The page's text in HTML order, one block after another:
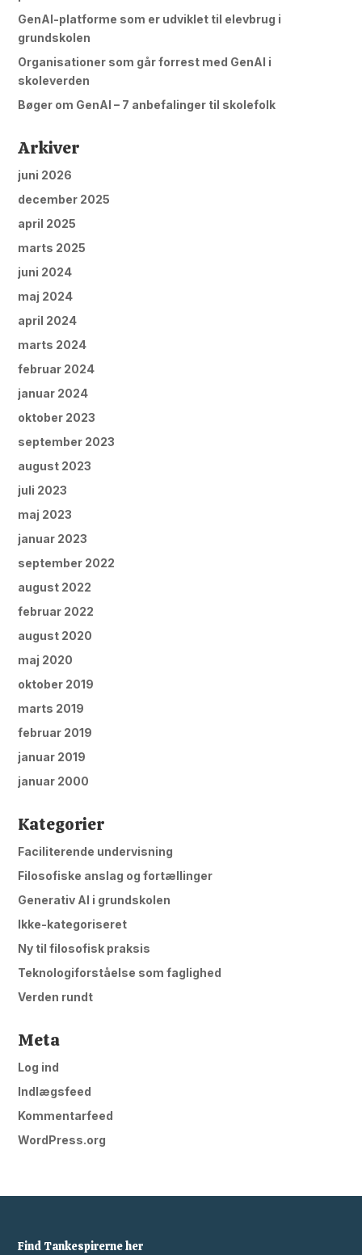
GenAI-platforme som er udviklet til elevbrug i
grundskolen
Organisationer som går forrest med GenAI i
skoleverden
Bøger om GenAI – 7 anbefalinger til skolefolk
Arkiver
juni 2026
december 2025
april 2025
marts 2025
juni 2024
maj 2024
april 2024
marts 2024
februar 2024
januar 2024
oktober 2023
september 2023
august 2023
juli 2023
maj 2023
januar 2023
september 2022
august 2022
februar 2022
august 2020
maj 2020
oktober 2019
marts 2019
februar 2019
januar 2019
januar 2000
Kategorier
Faciliterende undervisning
Filosofiske anslag og fortællinger
Generativ AI i grundskolen
Ikke-kategoriseret
Ny til filosofisk praksis
Teknologiforståelse som faglighed
Verden rundt
Meta
Log ind
Indlægsfeed
Kommentarfeed
WordPress.org
Find Tankespirerne her